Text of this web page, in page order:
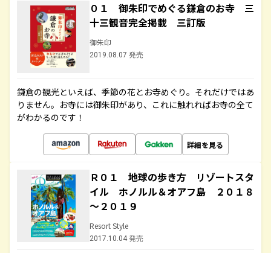
０１ 御朱印でめぐる鎌倉のお寺 三
十三観音完全掲載 三訂版
御朱印
2019.08.07 発売
鎌倉の観光といえば、季節の花とお寺めぐり。それだけではあ
りません。お寺には御朱印があり、これに触れればお寺の全て
がわかるのです！
詳細を見る
Ｒ０１ 地球の歩き方 リゾートスタ
イル ホノルル＆オアフ島 ２０１８
～２０１９
Resort Style
2017.10.04 発売